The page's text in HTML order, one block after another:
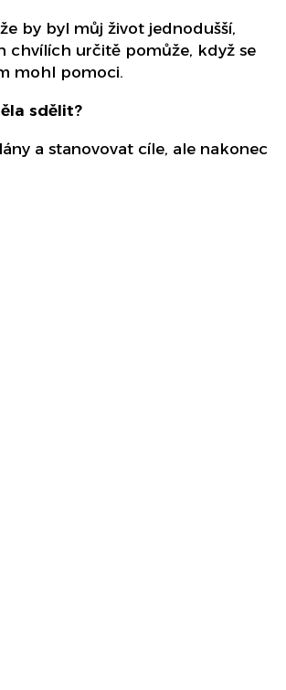
by byl můj život jednodušší,
chvílích určitě pomůže, když se
mohl pomoci.
sdělit?
a stanovovat cíle, ale nakonec